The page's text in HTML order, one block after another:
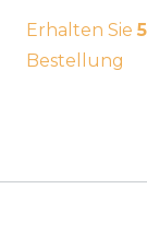
Erhalten Sie
Bestellung